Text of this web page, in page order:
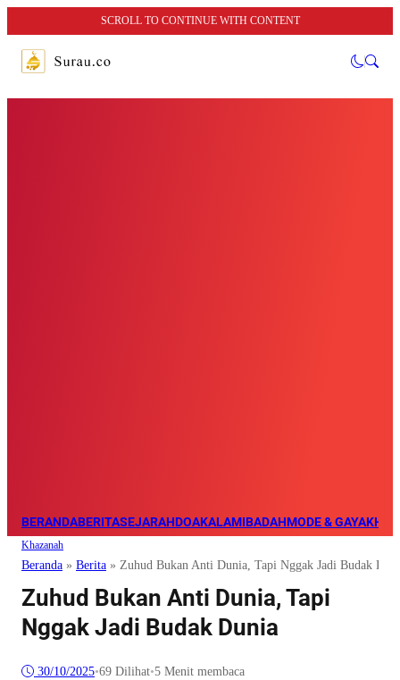
SCROLL TO CONTINUE WITH CONTENT
BERANDABERITASEJARAHDOAKALAMIBADAHMODE & GAYA
Khazanah
Beranda » Berita » Zuhud Bukan Anti Dunia, Tapi Nggak Jadi Budak
Zuhud Bukan Anti Dunia, Tapi
Nggak Jadi Budak Dunia
30/10/2025•69 Dilihat•5 Menit membaca